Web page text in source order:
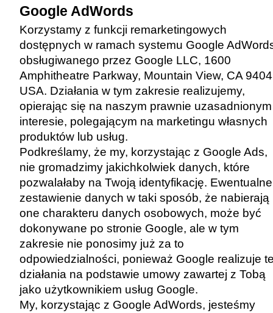
Google AdWords
Korzystamy z funkcji remarketingowych
dostępnych w ramach systemu Google
obsługiwanego przez Google LLC, 1600
Amphitheatre Parkway, Mountain View, CA
USA. Działania w tym zakresie realizujemy,
opierając się na naszym prawnie uzasadnionym
interesie, polegającym na marketingu własnych
produktów lub usług.
Podkreślamy, że my, korzystając z Google Ads,
nie gromadzimy jakichkolwiek danych, które
pozwalałaby na Twoją identyfikację. Ewentualne
zestawienie danych w taki sposób, że nabierają
one charakteru danych osobowych, może być
dokonywane po stronie Google, ale w tym
zakresie nie ponosimy już za to
odpowiedzialności, ponieważ Google realizuje
działania na podstawie umowy zawartej z Tobą
jako użytkownikiem usług Google.
My, korzystając z Google AdWords, jesteśmy